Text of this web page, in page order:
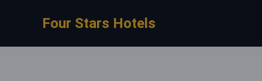
Four Stars Hotels